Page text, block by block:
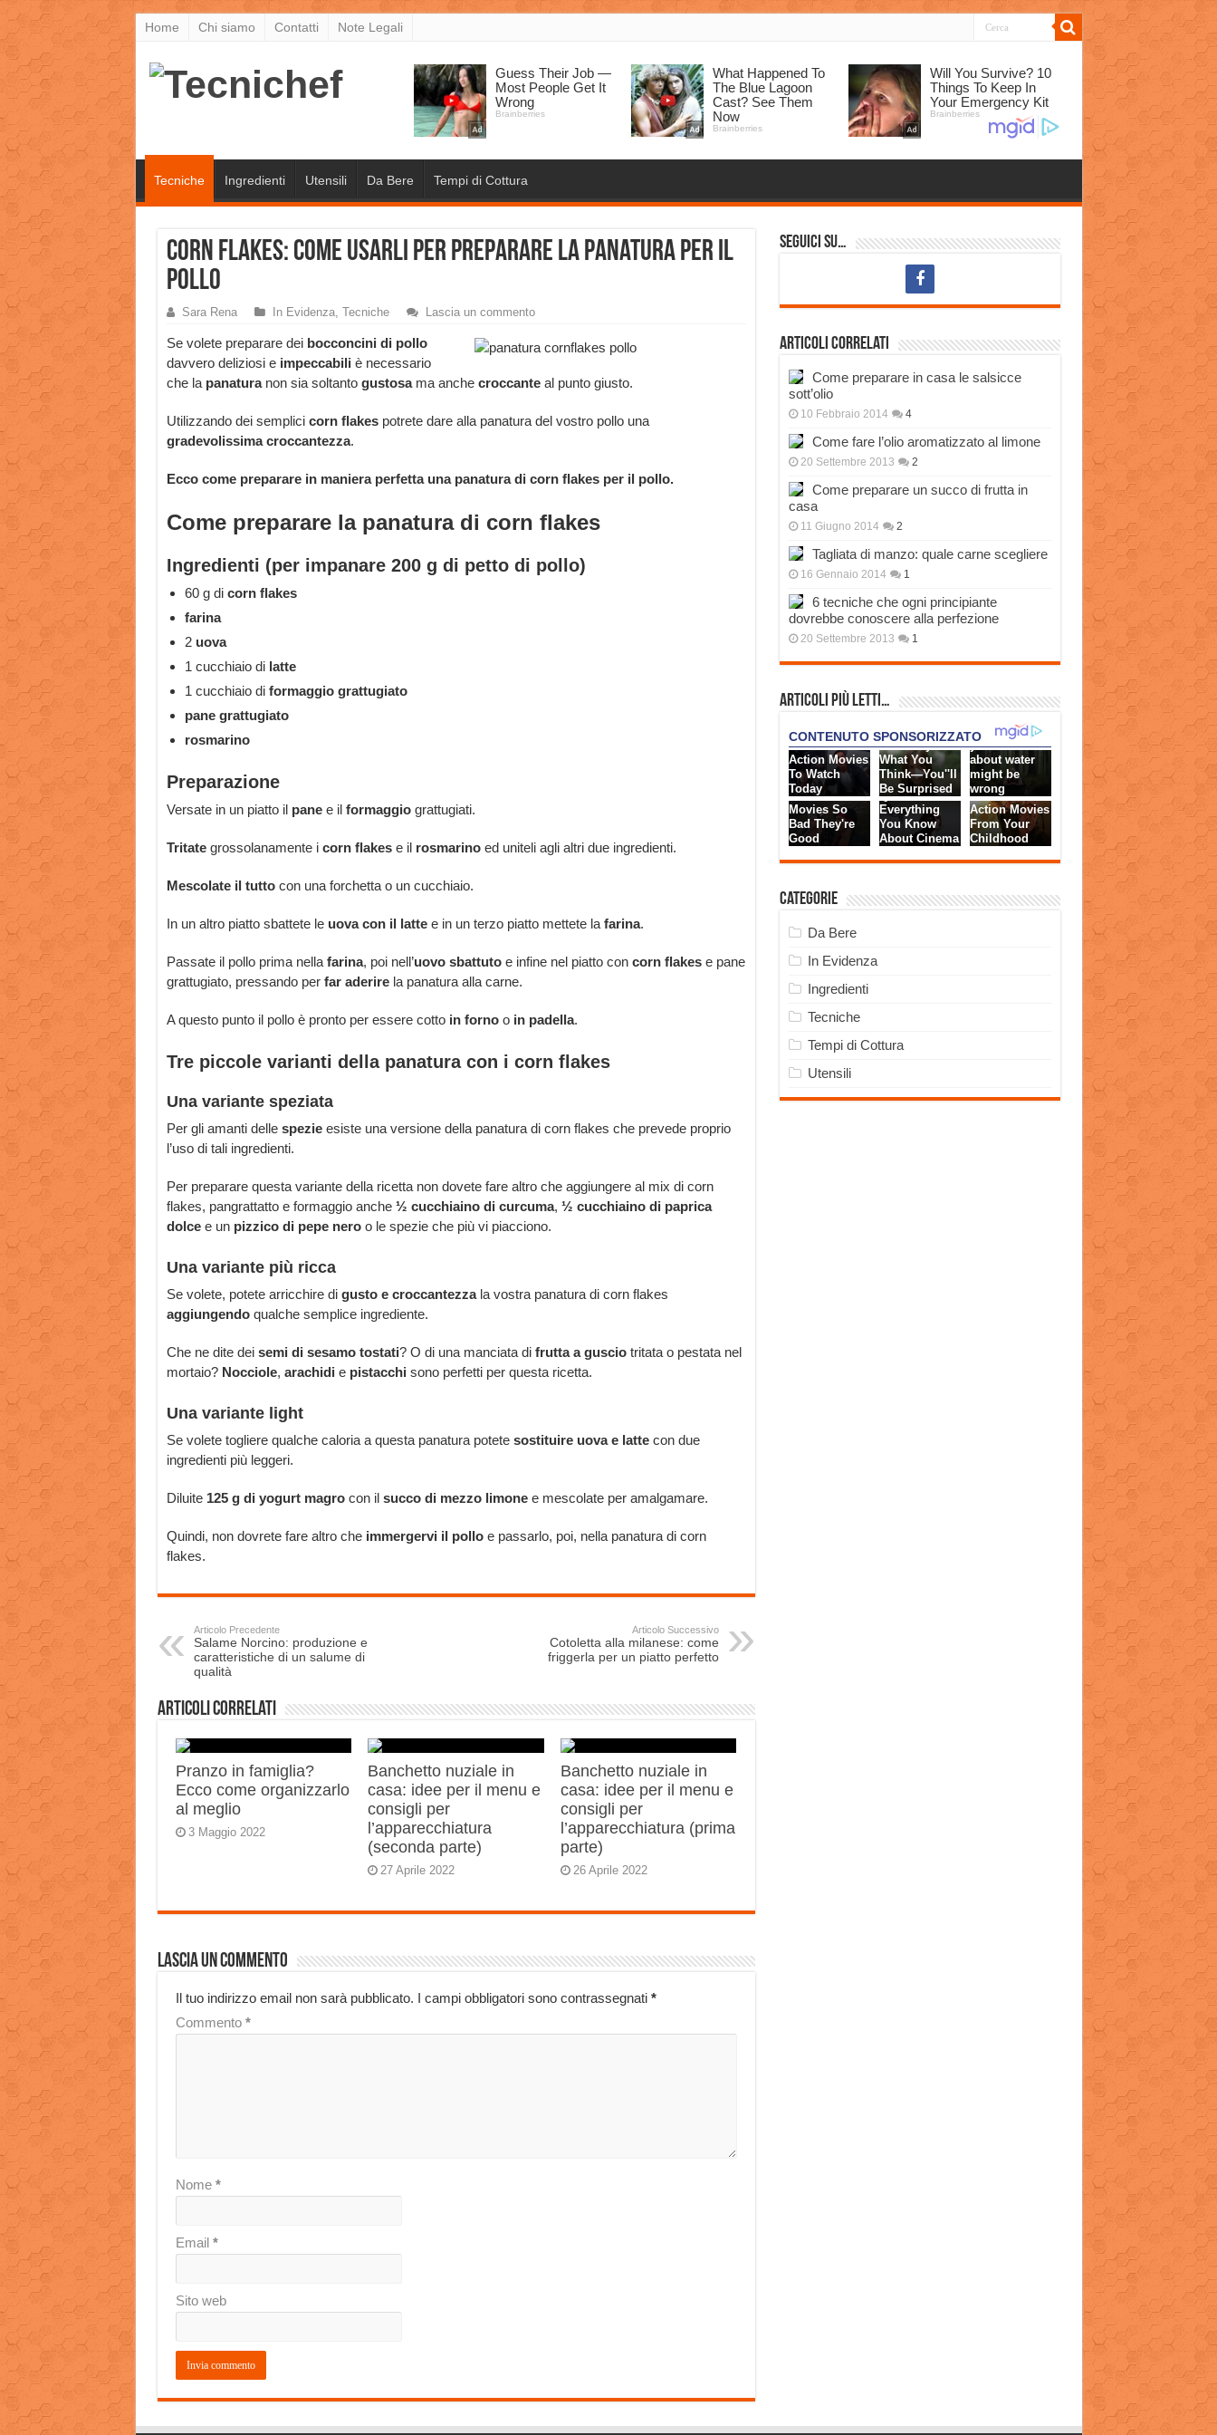
Home Chi siamo Contatti Note Legali
Tecniche Ingredienti Utensili Da Bere Tempi di Cottura
Corn flakes: come usarli per preparare la panatura per il
pollo
Sara Rena In Evidenza, Tecniche Lascia un commento
Se volete preparare dei bocconcini di pollo
davvero deliziosi e impeccabili è necessario
che la panaturanon sia soltanto gustosama anche croccanteal punto giusto.
Utilizzando dei semplici corn flakespotrete dare alla panatura del vostro pollo una
gradevolissima croccantezza.
Ecco come preparare in maniera perfetta una panatura di corn flakes per il pollo.
Come preparare la panatura di corn flakes
Ingredienti (per impanare 200 g di petto di pollo)
60 g di corn flakes
farina
2 uova
1 cucchiaio dilatte
1 cucchiaio di formaggio grattugiato
pane grattugiato
rosmarino
Preparazione
Versate in un piatto il panee il formaggiograttugiati.
Tritategrossolanamente i corn flakese il rosmarinoed uniteli agli altri due ingredienti.
Mescolate il tuttocon una forchetta o un cucchiaio.
In un altro piatto sbattete le uova con il lattee in un terzo piatto mettete la farina.
Passate il pollo prima nella farina, poi nell’uovo sbattutoe infine nel piatto con corn flakese pane
grattugiato, pressando per far aderirela panatura alla carne.
A questo punto il pollo è pronto per essere cottoin fornoo in padella.
Tre piccole varianti della panatura con i corn flakes
Una variante speziata
Per gli amanti delle spezieesiste una versione della panatura di corn flakes che prevede proprio
l’uso di tali ingredienti.
Per preparare questa variante della ricetta non dovete fare altro che aggiungere al mix di corn
flakes, pangrattatto e formaggio anche ½ cucchiaino di curcuma, ½ cucchiaino di paprica
dolcee un pizzico di pepe neroo le spezie che più vi piacciono.
Una variante più ricca
Se volete, potete arricchire di gusto e croccantezzala vostra panatura di corn flakes
aggiungendoqualche semplice ingrediente.
Che ne dite dei semi di sesamo tostati? O di una manciata di frutta a gusciotritata o pestata nel
mortaio? Nocciole, arachidi e pistacchi sono perfetti per questa ricetta.
Una variante light
Se volete togliere qualche caloria a questa panatura potete sostituire uova e lattecon due
ingredienti più leggeri.
Diluite 125 g di yogurt magrocon il succo di mezzo limonee mescolate per amalgamare.
Quindi, non dovrete fare altro che immergervi il polloe passarlo, poi, nella panatura di corn
flakes.
Articolo Precedente
Salame Norcino: produzione e
caratteristiche di un salume di
qualità
Articolo Successivo
Cotoletta alla milanese: come
friggerla per un piatto perfetto
Articoli correlati
Pranzo in famiglia?
Ecco come organizzarlo
al meglio
3 Maggio 2022
Banchetto nuziale in
casa: idee per il menu e
consigli per
l’apparecchiatura
(seconda parte)
27 Aprile 2022
Banchetto nuziale in
casa: idee per il menu e
consigli per
l’apparecchiatura (prima
parte)
26 Aprile 2022
Lascia un commento
Il tuo indirizzo email non sarà pubblicato. I campi obbligatori sono contrassegnati *
Commento *
Nome *
Email *
Sito web
Seguici su…
Articoli correlati
Come preparare in casa le salsicce
sott’olio
10 Febbraio 2014 4
Come fare l’olio aromatizzato al limone
20 Settembre 2013 2
Come preparare un succo di frutta in
casa
11 Giugno 2014 2
Tagliata di manzo: quale carne scegliere
16 Gennaio 2014 1
6 tecniche che ogni principiante
dovrebbe conoscere alla perfezione
20 Settembre 2013 1
Articoli più Letti…
Categorie
Da Bere
In Evidenza
Ingredienti
Tecniche
Tempi di Cottura
Utensili